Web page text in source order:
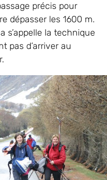
précis pour
dépasser les 1600 m.
s’appelle la technique
pas d’arriver au